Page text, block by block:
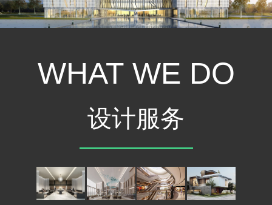
WHAT WE DO
设计服务